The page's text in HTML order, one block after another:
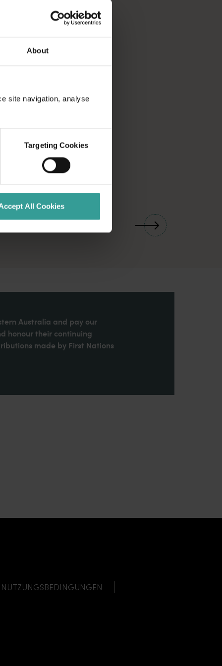
About
site navigation, analyse
Targeting Cookies
All Cookies
01/03
Australia and pay our
honour their continuing
made by First Nations
NUTZUNGSBEDINGUNGEN